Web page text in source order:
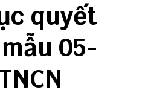
quyết
05-